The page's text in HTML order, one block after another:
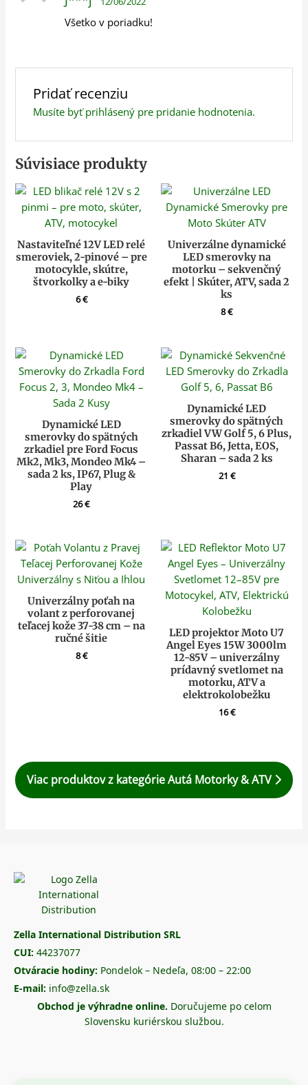
Všetko v poriadku!
Pridať recenziu
Musíte byťprihlásenýpre pridanie hodnotenia.
Súvisiace produkty
Nastaviteľné 12V LED relé
smeroviek, 2-pinové – pre
motocykle, skútre,
štvorkolky a e-biky
6€
Univerzálne dynamické
LED smerovky na
motorku – sekvenčný
efekt | Skúter, ATV, sada 2
ks
8€
Dynamické LED
smerovky do spätných
zrkadiel pre Ford Focus
Mk2, Mk3, Mondeo Mk4 –
sada 2 ks, IP67, Plug &
Play
26€
Dynamické LED
smerovky do spätných
zrkadiel VW Golf 5, 6 Plus,
Passat B6, Jetta, EOS,
Sharan – sada 2 ks
21 €
Univerzálny poťah na
volant z perforovanej
teľacej kože 37-38 cm – na
ručné šitie
8€
LED projektor Moto U7
Angel Eyes 15W 3000lm
12-85V – univerzálny
prídavný svetlomet na
motorku, ATV a
elektrokolobežku
16€
Viac produktov z kategórie Autá Motorky & ATV
Zella International Distribution SRL
CUI: 44237077
Otváracie hodiny: Pondelok – Nedeľa, 08:00 – 22:00
E-mail: info@zella.sk
Obchod je výhradne online. Doručujeme po celom
Slovensku kuriérskou službou.